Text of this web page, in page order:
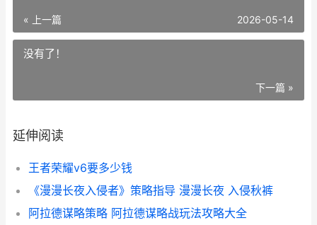
« 上一篇 2026-05-14
没有了！
下一篇 »
延伸阅读
王者荣耀v6要多少钱
《漫漫长夜入侵者》策略指导 漫漫长夜 入侵秋裤
阿拉德谋略策略 阿拉德谋略战玩法攻略大全